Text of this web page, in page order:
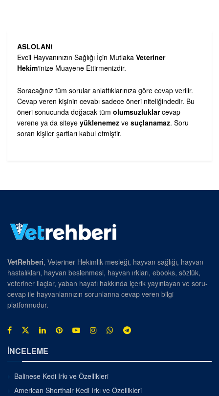
ASLOLAN!
Evcil Hayvanınızın Sağlığı İçin Mutlaka Veteriner
Hekim‘inize Muayene Ettirmenizdir.
Soracağınız tüm sorular anlattıklarınıza göre cevap verilir.
Cevap veren kişinin cevabı sadece öneri niteliğindedir. Bu
öneri sonucunda doğacak tüm olumsuzluklarcevap
verene ya da siteye yüklenemez ve suçlanamaz. Soru
soran kişiler şartları kabul etmiştir.
VetRehberi, Veteriner Hekimlik mesleği, hayvan sağlığı, hayvan
hastalıkları, hayvan beslenmesi, hayvan ırkları, ebooks, sözlük,
veteriner ilaçlar, yaban hayatı hakkında içerik yayınlayan ve soru-
cevap ile hayvanlarınızın sorunlarına cevap veren bilgi
platformudur.
İNCELEME
Balinese Kedi Irkı ve Özellikleri
American Shorthair Kedi Irkı ve Özellikleri